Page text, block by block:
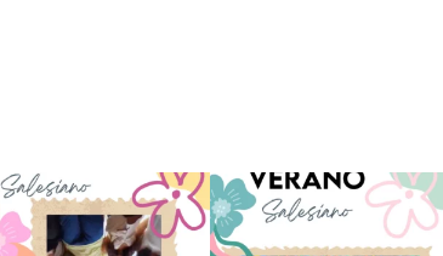
Superestrella!! 🌟 La música
invade el Campamento ...
6 0
La Orotava ha disfrutado a lo
grande de su
66 1